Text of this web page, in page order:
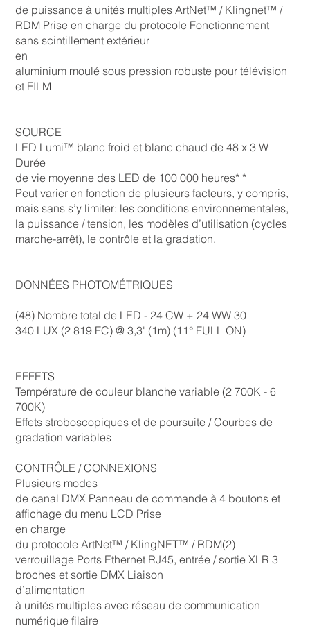
de puissance à unités multiples ArtNet™ / Klingnet™ /
RDM Prise en charge du protocole Fonctionnement
sans scintillement extérieur
en
aluminium moulé sous pression robuste pour télévision
et FILM
SOURCE
LED Lumi™ blanc froid et blanc chaud de 48 x 3 W
Durée
de vie moyenne des LED de 100 000 heures* *
Peut varier en fonction de plusieurs facteurs, y compris,
mais sans s’y limiter: les conditions environnementales,
la puissance / tension, les modèles d’utilisation (cycles
marche-arrêt), le contrôle et la gradation.
DONNÉES PHOTOMÉTRIQUES
(48) Nombre total de LED - 24 CW + 24 WW 30
340 LUX (2 819 FC) @ 3,3' (1m) (11° FULL ON)
EFFETS
Température de couleur blanche variable (2 700K - 6
700K)
Effets stroboscopiques et de poursuite / Courbes de
gradation variables
CONTRÔLE / CONNEXIONS
Plusieurs modes
de canal DMX Panneau de commande à 4 boutons et
affichage du menu LCD Prise
en charge
du protocole ArtNet™ / KlingNET™ / RDM(2)
verrouillage Ports Ethernet RJ45, entrée / sortie XLR 3
broches et sortie DMX Liaison
d’alimentation
à unités multiples avec réseau de communication
numérique filaire